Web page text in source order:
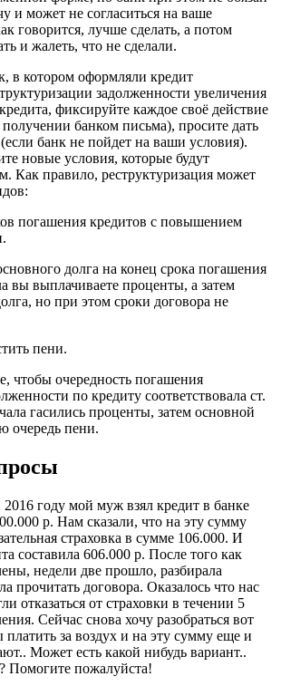
и может не согласиться на ваше
говорится, лучше сделать, а потом
и жалеть, что не сделали.
в котором оформляли кредит
задолженности увеличения
фиксируйте каждое своё действие
получении банком письма), просите дать
банк не пойдет на ваши условия).
новые условия, которые будут
Как правило, реструктуризация может
погашения кредитов с повышением
долга на конец срока погашения
вы выплачиваете проценты, а затем
но при этом сроки договора не
пени.
чтобы очередность погашения
по кредиту соответствовала ст.
гасились проценты, затем основной
очередь пени.
2016 году мой муж взял кредит в банке
р. Нам сказали, что на эту сумму
страховка в сумме 106.000. И
составила 606.000 р. После того как
недели две прошло, разбирала
прочитать договора. Оказалось что нас
отказаться от страховки в течении 5
Сейчас снова хочу разобраться вот
за воздух и на эту сумму еще и
Может есть какой нибудь вариант..
Помогите пожалуйста!